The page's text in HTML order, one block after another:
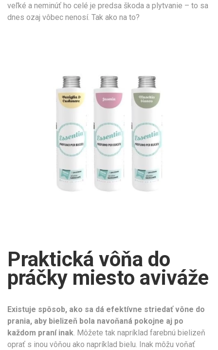
veľké a neminúť ho celé je predsa škoda a plytvanie – to sa
dnes ozaj vôbec nenosí. Tak ako na to?
Praktická vôňa do
práčky miesto aviváže
Existuje spôsob, ako sa dá efektívne striedať vône do
prania, aby bielizeň bola navoňaná pokojne aj po
každom praní inak. Môžete tak napríklad farebnú bielizeň
oprať s inou vôňou ako napríklad bielu. Inak môžu voňať